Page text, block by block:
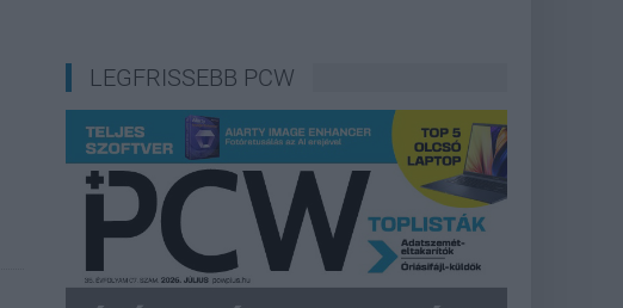
LEGFRISSEBB PCW